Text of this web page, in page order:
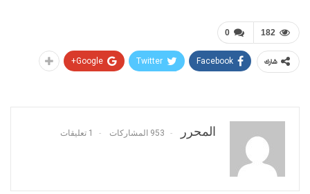
0 182
شارك Facebook
Twitter
Google+
المحرر 953 المشاركات 1 تعليقات